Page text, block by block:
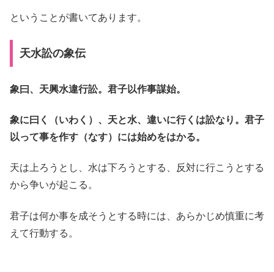
ということが書いてあります。
天水訟の象伝
象曰、天興水違行訟。君子以作事謀始。
象に曰く（いわく）、天と水、違いに行くは訟なり。君子
以って事を作す（なす）には始めをはかる。
天は上ろうとし、水は下ろうとする、反対に行こうとする
から争いが起こる。
君子は何か事を成そうとする時には、あらかじめ慎重に考
えて行動する。